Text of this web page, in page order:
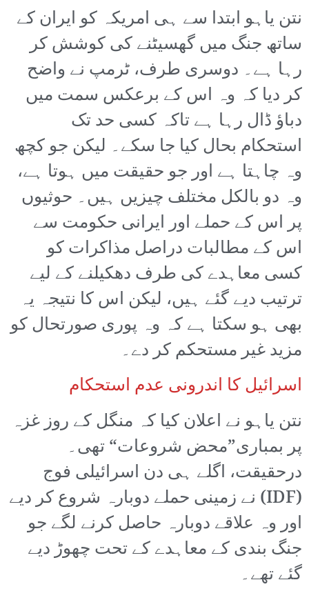
نتن یاہو ابتدا سے ہی امریکہ کو ایران کے
ساتھ جنگ میں گھسیٹنے کی کوشش کر
رہا ہے۔ دوسری طرف، ٹرمپ نے واضح
کر دیا کہ وہ اس کے برعکس سمت میں
دباؤ ڈال رہا ہے تاکہ کسی حد تک
استحکام بحال کیا جا سکے۔ لیکن جو کچھ
وہ چاہتا ہے اور جو حقیقت میں ہوتا ہے،
وہ دو بالکل مختلف چیزیں ہیں۔ حوثیوں
پر اس کے حملے اور ایرانی حکومت سے
اس کے مطالبات دراصل مذاکرات کو
کسی معاہدے کی طرف دھکیلنے کے لیے
ترتیب دیے گئے ہیں، لیکن اس کا نتیجہ یہ
بھی ہو سکتا ہے کہ وہ پوری صورتحال کو
مزید غیر مستحکم کر دے۔
اسرائیل کا اندرونی عدم استحکام
نتن یاہو نے اعلان کیا کہ منگل کے روز غزہ
پر بمباری”محض شروعات“ تھی۔
درحقیقت، اگلے ہی دن اسرائیلی فوج
(IDF) نے زمینی حملے دوبارہ شروع کر دیے
اور وہ علاقے دوبارہ حاصل کرنے لگے جو
جنگ بندی کے معاہدے کے تحت چھوڑ دیے
گئے تھے۔